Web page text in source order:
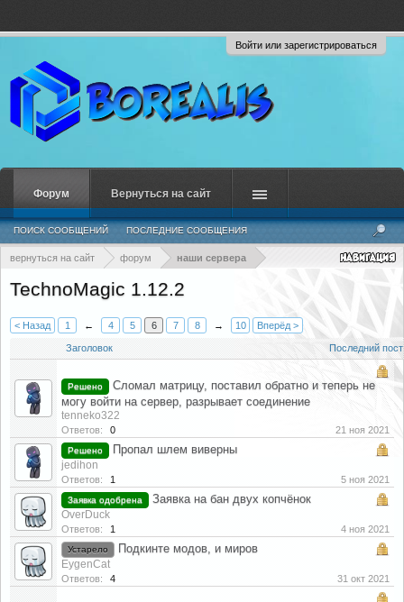
Войти или зарегистрироваться
вернуться на сайт форум наши сервера
TechnoMagic 1.12.2
< Назад 1 ← 4 5 6 7 8 → 10 Вперёд >
Заголовок Последний пост
Решено
Сломал матрицу, поставил обратно и теперь не
могу войти на сервер, разрывает соединение
tenneko322
Ответов: 0 21 ноя 2021
Решено Пропал шлем виверны
jedihon
Ответов: 1 5 ноя 2021
Заявка одобрена Заявка на бан двух копчёнок
OverDuck
Ответов: 1 4 ноя 2021
Устарело Подкинте модов, и миров
EygenCat
Ответов: 4 31 окт 2021
Форум
ПОИСК СООБЩЕНИЙ ПОСЛЕДНИЕ СООБЩЕНИЯ
Вернуться на сайт